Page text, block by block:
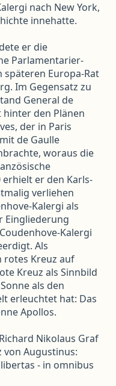
nach New York,
innehatte.
er die
Parlamentarier-
späteren Europa-Rat
Im Gegensatz zu
General de
hinter den Plänen
der in Paris
de Gaulle
woraus die
er den Karls-
verliehen
Kalergi als
Eingliederung
Kalergi
Als
rotes Kreuz auf
Kreuz als Sinnbild
als den
erleuchtet hat: Das
Apollos.
Nikolaus Graf
von Augustinus:
- in omnibus